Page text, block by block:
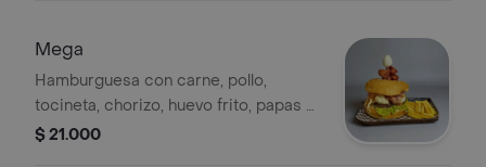
Mega
Hamburguesa con carne, pollo,
tocineta, chorizo, huevo frito, papas a
la francesa, jamón, queso, lechuga y
$ 21.000